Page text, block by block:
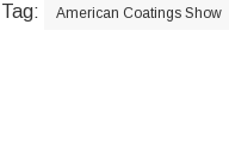
Tag: American Coatings Show